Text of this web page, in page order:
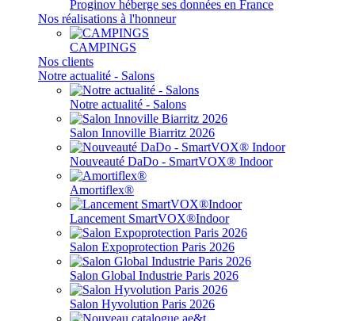
Proginov héberge ses données en France
Nos réalisations à l'honneur
CAMPINGS
Nos clients
Notre actualité - Salons
Notre actualité - Salons
Salon Innoville Biarritz 2026
Nouveauté DaDo - SmartVOX® Indoor
Amortiflex®
Lancement SmartVOX®Indoor
Salon Expoprotection Paris 2026
Salon Global Industrie Paris 2026
Salon Hyvolution Paris 2026